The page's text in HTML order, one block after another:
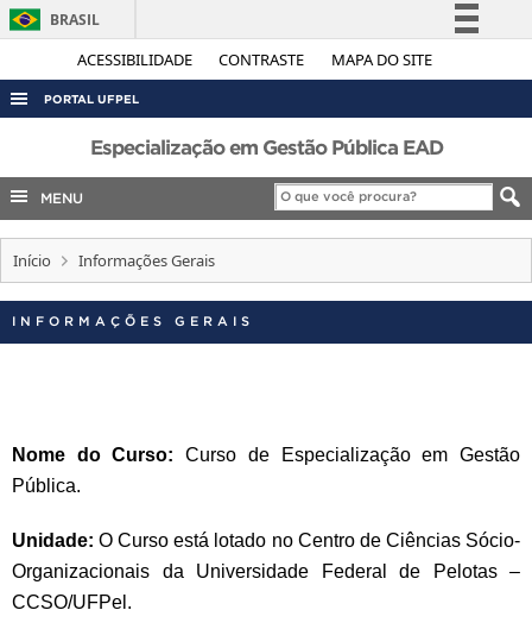
ACESSIBILIDADE CONTRASTE MAPA DO SITE
BRASIL
Simplifique!
Legislação
Canais
PORTAL UFPEL
ACESSO À INFORMAÇÃO
AUDITORIA
COBALTO
CONCURSOS
EDITAIS
INTERNACIONAL
TELEFONES
Especialização em Gestão Pública EAD
MENU
Início Informações Gerais
INFORMAÇÕES GERAIS
Nome do Curso: Curso de Especialização em Gestão
Pública.
Unidade: O Curso está lotado no Centro de Ciências Sócio-
Organizacionais da Universidade Federal de Pelotas –
CCSO/UFPel.